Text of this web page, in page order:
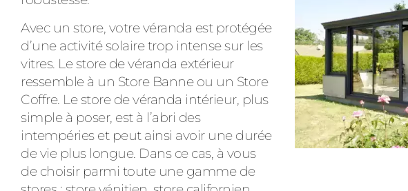
Avec un store, votre véranda est protégée
d’une activité solaire trop intense sur les
vitres. Le store de véranda extérieur
ressemble à un Store Banne ou un Store
Coffre. Le store de véranda intérieur, plus
simple à poser, est à l’abri des
intempéries et peut ainsi avoir une durée
de vie plus longue. Dans ce cas, à vous
de choisir parmi toute une gamme de